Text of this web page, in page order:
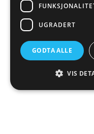
UGRADERT
GODTA ALLE
VIS